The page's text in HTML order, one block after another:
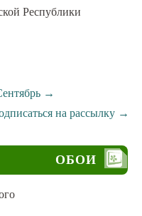
Республики
→
на рассылку →
ОБОИ